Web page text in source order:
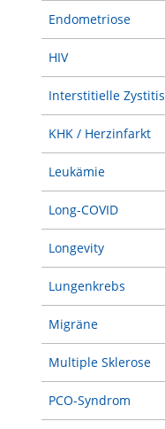
Endometriose
HIV
Interstitielle Zystitis
KHK / Herzinfarkt
Leukämie
Long-COVID
Longevity
Lungenkrebs
Migräne
Multiple Sklerose
PCO-Syndrom